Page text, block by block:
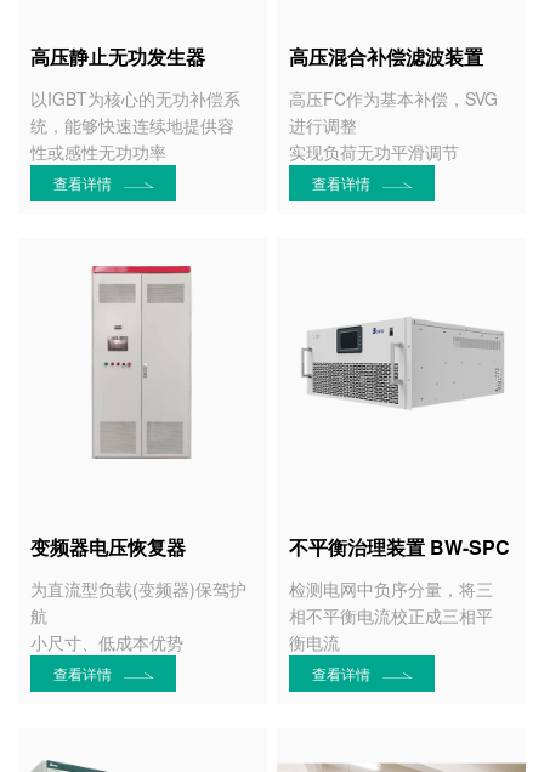
高压静止无功发生器
以IGBT为核心的无功补偿系
统，能够快速连续地提供容
性或感性无功功率
查看详情
高压混合补偿滤波装置
高压FC作为基本补偿，SVG
进行调整
实现负荷无功平滑调节
查看详情
变频器电压恢复器
为直流型负载(变频器)保驾护
航
小尺寸、低成本优势
查看详情
不平衡治理装置 BW-SPC
检测电网中负序分量，将三
相不平衡电流校正成三相平
衡电流
查看详情